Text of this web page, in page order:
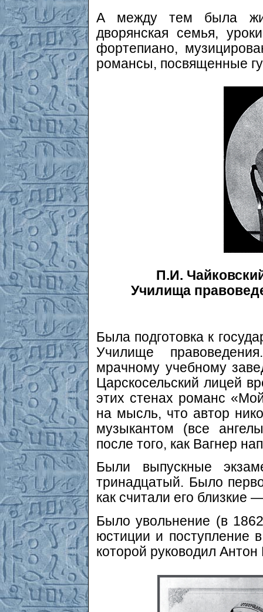
А между тем была
дворянская семья,
фортепиано,
романсы, посвященные
П.И.
Училища
Была подготовка к
Училище
мрачному учебному
Царскосельский лицей
этих стенах романс
на мысль, что автор
музыкантом (все
после того, как Вагнер
Были выпускные
тринадцатый. Было
как считали его близкие
Было увольнение (в
юстиции и поступление
которой руководил